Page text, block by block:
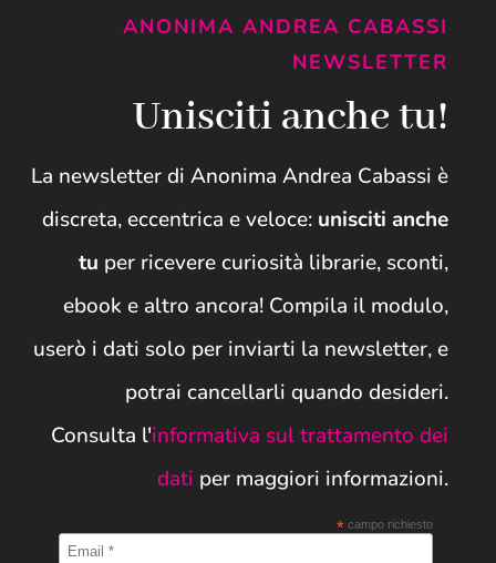
ANONIMA ANDREA CABASSI
NEWSLETTER
Unisciti anche tu!
La newsletter di Anonima Andrea Cabassi è
discreta, eccentrica e veloce: unisciti anche
tu per ricevere curiosità librarie, sconti,
ebook e altro ancora! Compila il modulo,
userò i dati solo per inviarti la newsletter, e
potrai cancellarli quando desideri.
Consulta l'informativa sul trattamento dei
dati per maggiori informazioni.
* campo richiesto